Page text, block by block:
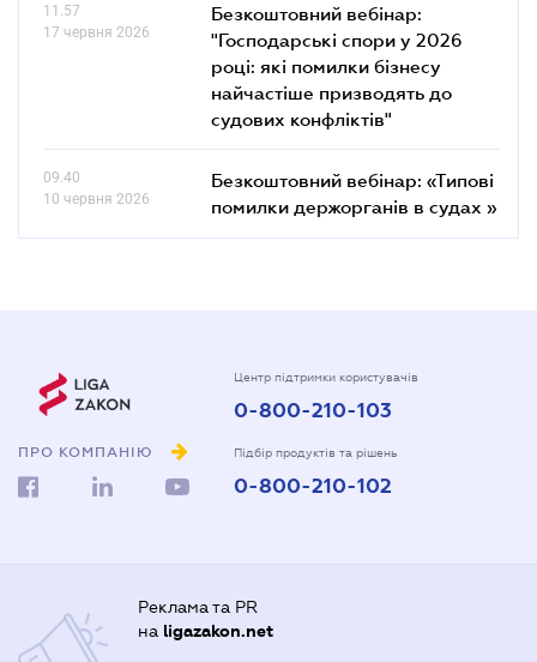
11.57
17 червня 2026
Безкоштовний вебінар:
"Господарські спори у 2026
році: які помилки бізнесу
найчастіше призводять до
судових конфліктів"
09.40
10 червня 2026
Безкоштовний вебінар: «Типові
помилки держорганів в судах »
ПРО КОМПАНІЮ
Центр підтримки користувачів
0-800-210-103
Підбір продуктів та рішень
0-800-210-102
Реклама та PR
на ligazakon.net